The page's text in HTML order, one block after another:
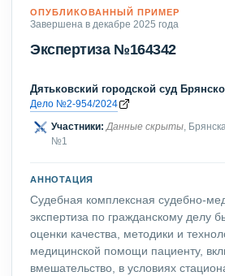
ОПУБЛИКОВАННЫЙ ПРИМЕР
Завершена в декабре 2025 года
Экспертиза №164342
Дятьковский городской суд
Дело №2-954/2024
Участники: Данные скрыты ,
№1
АННОТАЦИЯ
Судебная комплексная судебно-
экспертиза по гражданскому делу
оценки качества, методики и
медицинской помощи пациенту,
вмешательство, в условиях